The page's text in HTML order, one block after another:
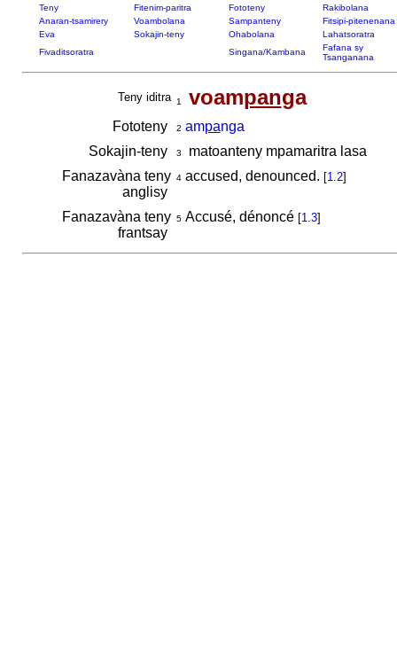
Teny Fitenim-paritra Fototeny
Rakibolana
Anaran-tsamirery
Voambolana Sampanteny
Fitsipi-pitenenana
Eva
Sokajin-teny Ohabolana
Lahatsoratra
Fivaditsoratra
Singana/Kambana
Fafana sy
Tsanganana
Teny iditra 1 voampanga
Fototeny 2 ampanga
Sokajin-teny
3
matoanteny mpamaritra lasa
Fanazavàna teny
anglisy
4accused, denounced. [1.2]
Fanazavàna teny
frantsay
5Accusé, dénoncé [1.3]